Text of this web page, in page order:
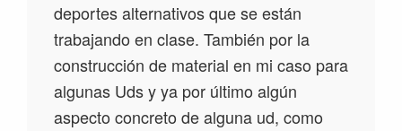
deportes alternativos que se están
trabajando en clase. También por la
construcción de material en mi caso para
algunas Uds y ya por último algún
aspecto concreto de alguna ud, como